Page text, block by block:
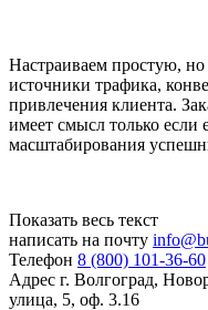
Настраиваем простую,
источники трафика,
привлечения клиента.
имеет смысл только если
масштабирования
Показать весь текст
написать на почту
Телефон 8 (800) 101-36-60
Адрес г. Волгоград,
улица, 5, оф. 3.16